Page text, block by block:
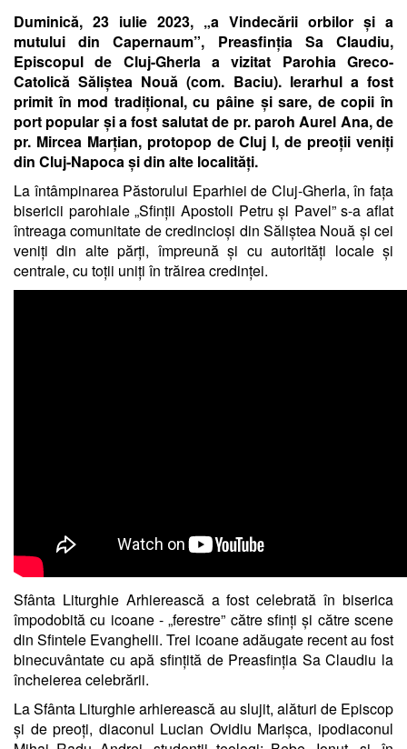
Duminică, 23 iulie 2023, „a Vindecării orbilor și a
mutului din Capernaum”, Preasfinția Sa Claudiu,
Episcopul de Cluj-Gherla a vizitat Parohia Greco-
Catolică Săliștea Nouă (com. Baciu). Ierarhul a fost
primit în mod tradițional, cu pâine și sare, de copii în
port popular și a fost salutat de pr. paroh Aurel Ana, de
pr. Mircea Marțian, protopop de Cluj I, de preoții veniți
din Cluj-Napoca și din alte localități.
La întâmpinarea Păstorului Eparhiei de Cluj-Gherla, în fața
bisericii parohiale „Sfinții Apostoli Petru și Pavel” s-a aflat
întreaga comunitate de credincioși din Săliștea Nouă și cei
veniți din alte părți, împreună și cu autorități locale și
centrale, cu toții uniți în trăirea credinței.
Sfânta Liturghie Arhierească a fost celebrată în biserica
împodobită cu icoane - „ferestre” către sfinți și către scene
din Sfintele Evanghelii. Trei icoane adăugate recent au fost
binecuvântate cu apă sfințită de Preasfinția Sa Claudiu la
încheierea celebrării.
La Sfânta Liturghie arhierească au slujit, alături de Episcop
și de preoți, diaconul Lucian Ovidiu Marișca, ipodiaconul